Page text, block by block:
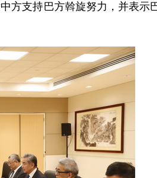
方支持巴方斡旋努力，并表示